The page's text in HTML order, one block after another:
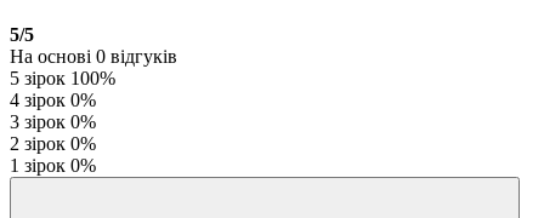
5/5
На основі 0 відгуків
5 зірок 100%
4 зірок 0%
3 зірок 0%
2 зірок 0%
1 зірок 0%